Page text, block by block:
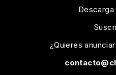
¿Quieres